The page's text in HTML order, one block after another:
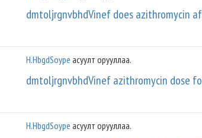
dmtoljrgnvbhdVinef does azithromycin
H.HbgdSoype асуулт орууллаа.
dmtoljrgnvbhdVinef azithromycin dose
H.HbgdSoype асуулт орууллаа.